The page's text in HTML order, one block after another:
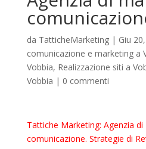
da TatticheMarketing| Giu
comunicazione e marketing a
Vobbia, Realizzazione siti a
Vobbia | 0 commenti
Tattiche Marketing: Agenzia
comunicazione. Strategie di